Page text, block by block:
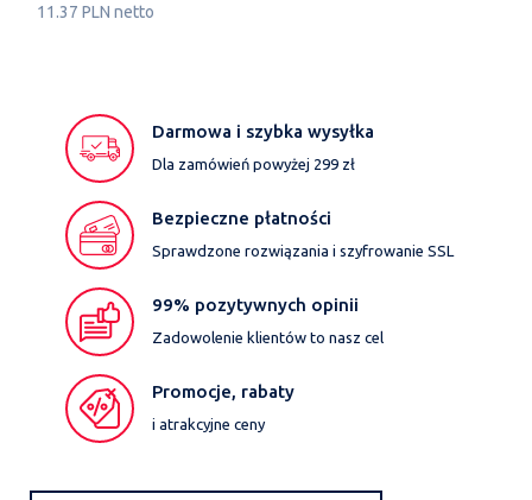
11.37 PLN netto
Darmowa i szybka wysyłka
Dla zamówień powyżej 299 zł
Bezpieczne płatności
Sprawdzone rozwiązania i szyfrowanie SSL
99% pozytywnych opinii
Zadowolenie klientów to nasz cel
Promocje, rabaty
i atrakcyjne ceny